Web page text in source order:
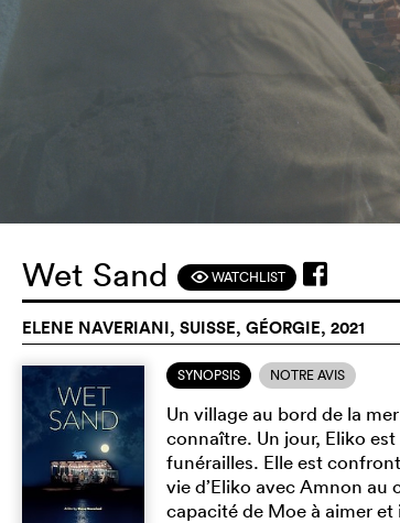
Wet Sand FWATCHLIST
ELENE NAVERIANI, SUISSE, GÉORGIE, 2021
SYNOPSIS NOTRE AVIS
Un village au bord de la
connaître. Un jour, Eliko
funérailles. Elle est
vie d’Eliko avec Amnon
capacité de Moe à aimer